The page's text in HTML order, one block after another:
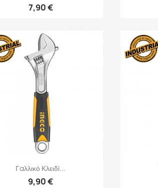
7,90 €
Γρήγορη προβολή
Γαλλικό Κλειδί...
9,90 €